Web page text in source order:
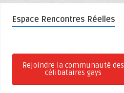
Espace Rencontres Réelles
Rejoindre la communauté des
célibataires gays